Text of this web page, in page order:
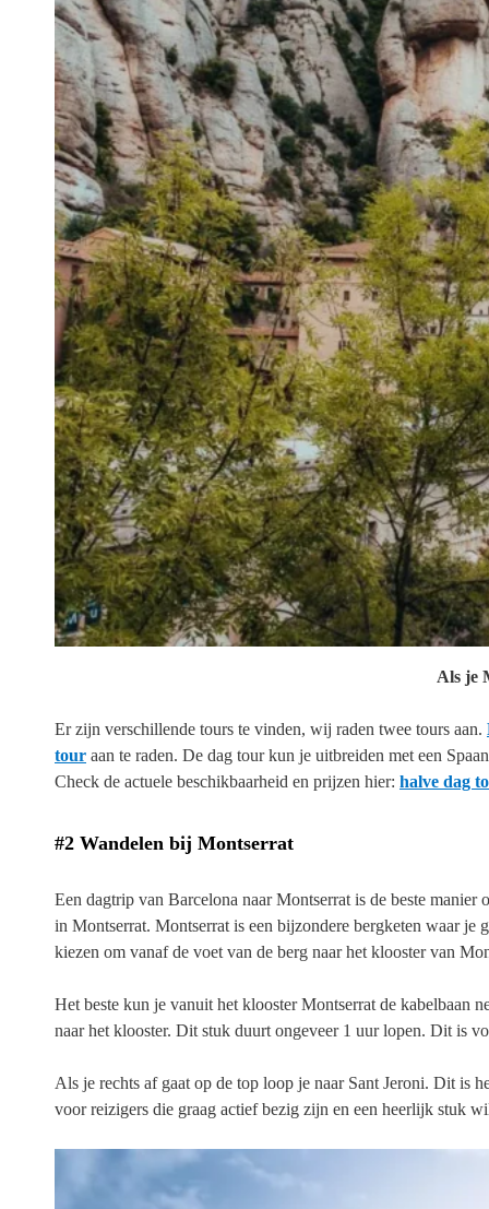
Als je
Er zijn verschillende tours te vinden, wij raden twee tours aan.
tour aan te raden. De dag tour kun je uitbreiden met een
Check de actuele beschikbaarheid en prijzen hier: halve dag
#2 Wandelen bij Montserrat
Een dagtrip van Barcelona naar Montserrat is de beste
in Montserrat. Montserrat is een bijzondere bergketen waar
kiezen om vanaf de voet van de berg naar het klooster van
Het beste kun je vanuit het klooster Montserrat de kabelbaan
naar het klooster. Dit stuk duurt ongeveer 1 uur lopen. Dit is
Als je rechts af gaat op de top loop je naar Sant Jeroni. Dit is
voor reizigers die graag actief bezig zijn en een heerlijk stuk